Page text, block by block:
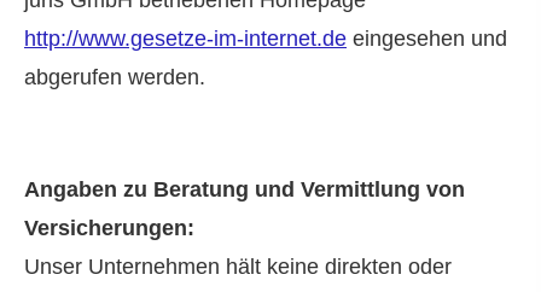
http://www.gesetze-im-internet.de eingesehen und
abgerufen werden.
Angaben zu Beratung und Vermittlung von
Versicherungen:
Unser Unternehmen hält keine direkten oder